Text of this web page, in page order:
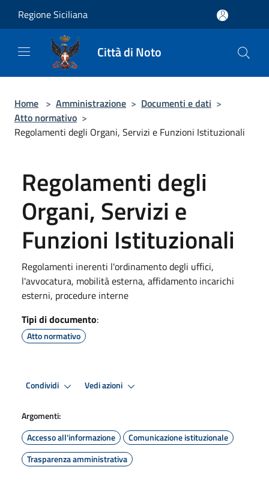
Regione Siciliana
Città di Noto
Home > Amministrazione > Documenti e dati >
Atto normativo >
Regolamenti degli Organi, Servizi e Funzioni Istituzionali
Regolamenti degli
Organi, Servizi e
Funzioni Istituzionali
Regolamenti inerenti l'ordinamento degli uffici,
l'avvocatura, mobilità esterna, affidamento incarichi
esterni, procedure interne
Tipi di documento:
Atto normativo
Condividi Vedi azioni
Argomenti:
Accesso all'informazione
Comunicazione istituzionale
Trasparenza amministrativa